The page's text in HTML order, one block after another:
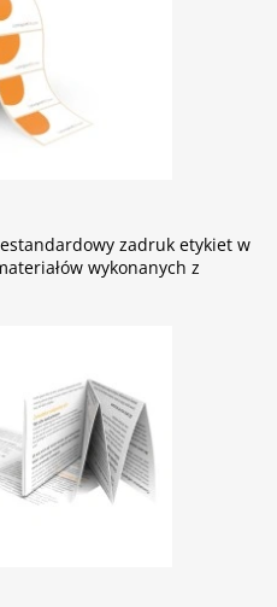
zadruk etykiet w
wykonanych z